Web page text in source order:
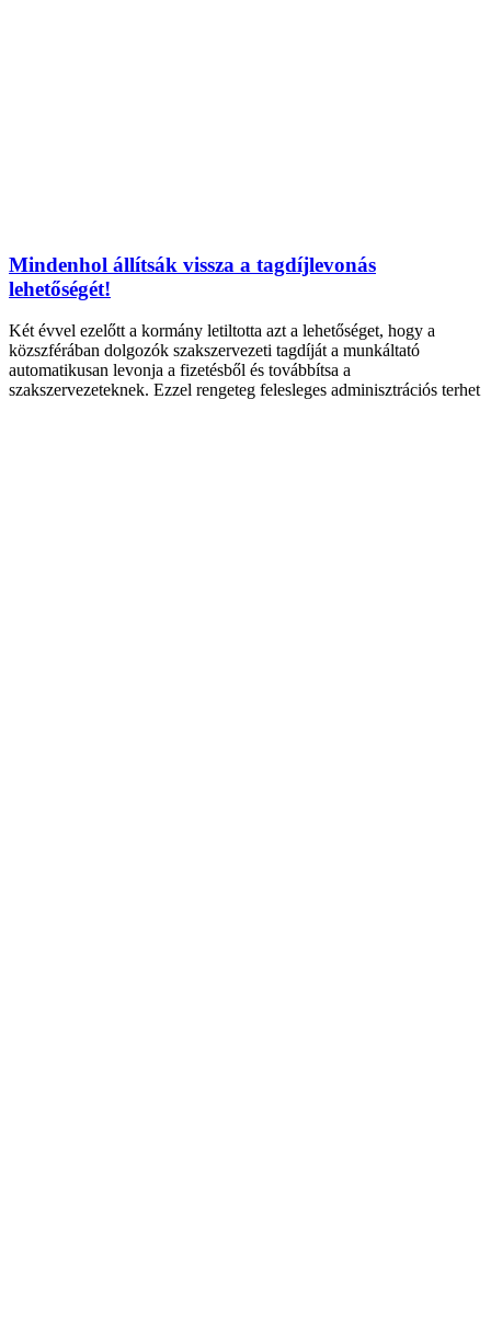
Mindenhol állítsák vissza a tagdíjlevonás
lehetőségét!
Két évvel ezelőtt a kormány letiltotta azt a lehetőséget, hogy a
közszférában dolgozók szakszervezeti tagdíját a munkáltató
automatikusan levonja a fizetésből és továbbítsa a
szakszervezeteknek. Ezzel rengeteg felesleges adminisztrációs terhet